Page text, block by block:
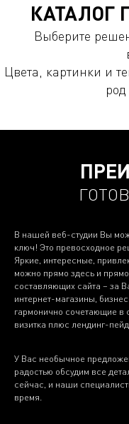
КАТАЛОГ
Выберите
Цвета, картинки и
род
В нашей веб-студии Вы
ключ! Это превосходное
Яркие, интересные,
можно прямо здесь и
составляющих сайта – за
интернет-магазины,
гармонично сочетающие в
визитка плюс лендинг-
У Вас необычное
радостью обсудим все
сейчас, и наши
время.